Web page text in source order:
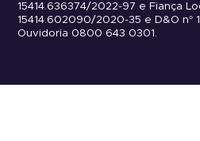
15414.636374/2022-97 e Fiança
15414.602090/2020-35 e D&O n°
Ouvidoria 0800 643 0301.